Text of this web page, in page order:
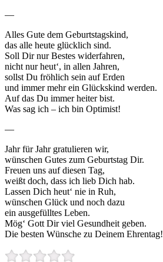
—
Alles Gute dem Geburtstagskind,
das alle heute glücklich sind.
Soll Dir nur Bestes widerfahren,
nicht nur heut‘, in allen Jahren,
sollst Du fröhlich sein auf Erden
und immer mehr ein Glückskind werden.
Auf das Du immer heiter bist.
Was sag ich – ich bin Optimist!
—
Jahr für Jahr gratulieren wir,
wünschen Gutes zum Geburtstag Dir.
Freuen uns auf diesen Tag,
weißt doch, dass ich lieb Dich hab.
Lassen Dich heut‘ nie in Ruh,
wünschen Glück und noch dazu
ein ausgefülltes Leben.
Mög‘ Gott Dir viel Gesundheit geben.
Die besten Wünsche zu Deinem Ehrentag!